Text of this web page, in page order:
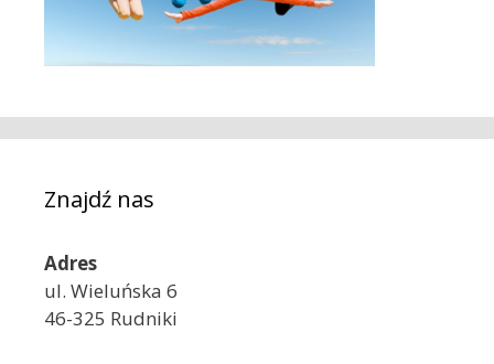
Znajdź nas
Adres
ul. Wieluńska 6
46-325 Rudniki